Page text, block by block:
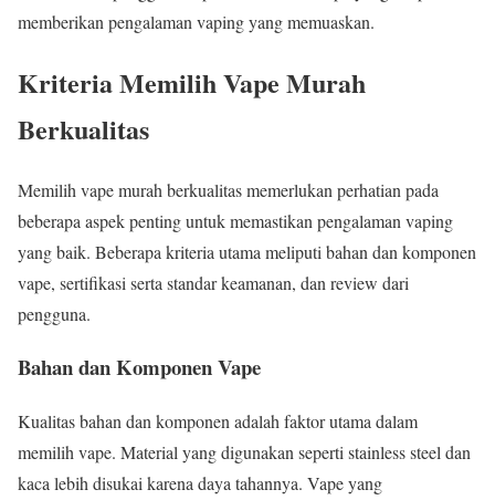
memberikan pengalaman vaping yang memuaskan.
Kriteria Memilih Vape Murah
Berkualitas
Memilih vape murah berkualitas memerlukan perhatian pada
beberapa aspek penting untuk memastikan pengalaman vaping
yang baik. Beberapa kriteria utama meliputi bahan dan komponen
vape, sertifikasi serta standar keamanan, dan review dari
pengguna.
Bahan dan Komponen Vape
Kualitas bahan dan komponen adalah faktor utama dalam
memilih vape. Material yang digunakan seperti stainless steel dan
kaca lebih disukai karena daya tahannya. Vape yang